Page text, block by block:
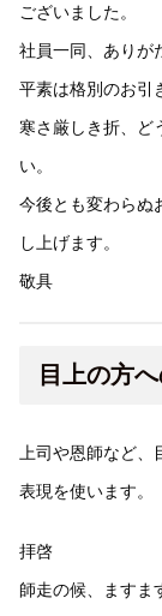
ございました。
社員一同、ありが
平素は格別のお引
寒さ厳しき折、ど
い。
今後とも変わらぬ
し上げます。
敬具
目上の方
上司や恩師など
表現を使います。
拝啓
師走の候、ますま